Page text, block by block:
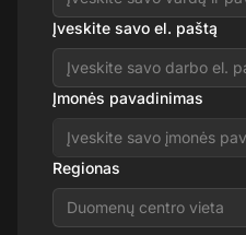
Įveskite savo el. paštą
Įmonės pavadinimas
Regionas
Duomenų centro vieta